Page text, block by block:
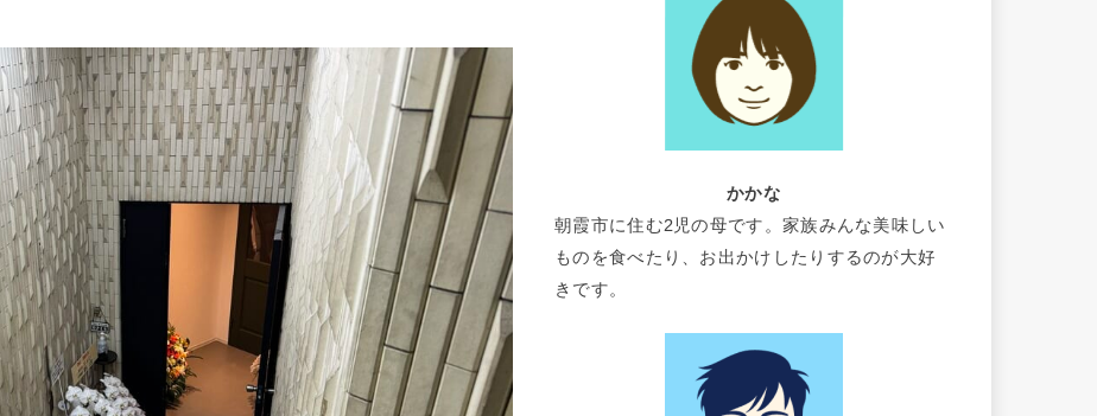
かかな
朝霞市に住む2児の母です。家族みんな美味しい
ものを食べたり、お出かけしたりするのが大好
きです。